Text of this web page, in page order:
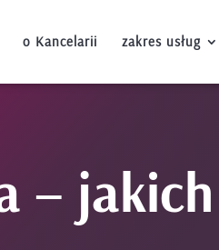
o Kancelarii zakres usług
–